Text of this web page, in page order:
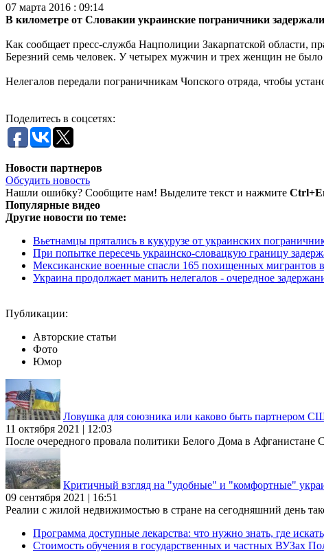
07 марта 2016 : 09:14
В километре от Словакии украинские пограничники
Как сообщает пресс-служба Нацполиции Закарпатской области,
Березний семь человек. У четырех мужчин и трех женщин не
Нелегалов передали пограничникам Чопского отряда, чтобы
Поделитесь в соцсетях:
Новости партнеров
Обсудить новость
Нашли ошибку? Сообщите нам! Выделите текст и нажмите
Популярные видео
Другие новости по теме:
Вьетнамцы прятались в кукурузе от украинских
При попытке пересечь украинско-словацкую границу
Мексиканские военные спасли 165 похищенных
Украина продолжает манить нелегалов - очередное
Публикации:
Авторские статьи
Фото
Юмор
Ловушка для союзника или каково быть партнером
11 октября 2021 | 12:03
После очередного провала политики Белого Дома в
Критичный взгляд на "удобные" и "комфортные"
09 сентября 2021 | 16:51
Реалии с жилой недвижимостью в стране на сегодняшний день
Программа доступные лекарства: что нужно знать, где
Стоимость обучения в государственных и частных ВУЗах